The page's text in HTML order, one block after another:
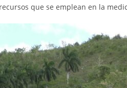
que se emplean en la